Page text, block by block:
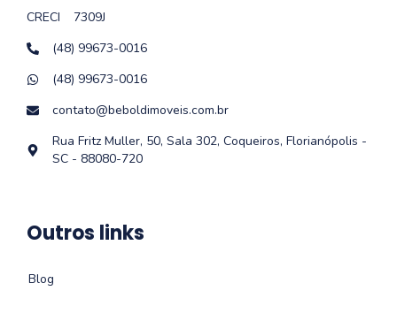
CRECI
7309J
(48) 99673-0016
(48) 99673-0016
contato@beboldimoveis.com.br
Rua Fritz Muller, 50, Sala 302, Coqueiros, Florianópolis -
SC - 88080-720
Outros links
Blog